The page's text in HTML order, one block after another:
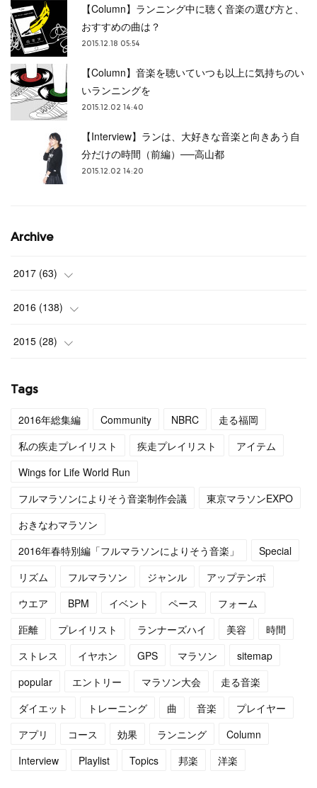
【Column】ランニング中に聴く音楽の選び方と、
おすすめの曲は？
2015.12.18 05:54
【Column】音楽を聴いていつも以上に気持ちのい
いランニングを
2015.12.02 14:40
【Interview】ランは、大好きな音楽と向きあう自
分だけの時間（前編）──高山都
2015.12.02 14:20
Archive
2017 (63)
(3)
(4)
( 4)
(4)
(5)
(
15
2016 (138)
(9)
( 12)
(13 )
(
)
2015 (28)
Tags
2016年総集編 Community NBRC
走る福岡
私の疾走プレイリスト
疾走プレイリスト
アイテム
Wings for Life World Run
フルマラソンによりそう音楽制作会議
東京マラソンEXPO
おきなわマラソン
2016年春特別編「フルマラソンによりそう音楽」
Special
リズム
フルマラソン ジャンル
アップテンポ
ウエア
BPM イベント ペース
フォーム
距離
プレイリスト ランナーズハイ 美容
時間
ストレス
イヤホン GPS マラソン
sitemap
popular
エントリー マラソン大会
走る音楽
ダイエット
トレーニング 曲 音楽
プレイヤー
アプリ
コース 効果 ランニング
Column
Interview
Playlist Topics 邦楽 洋楽